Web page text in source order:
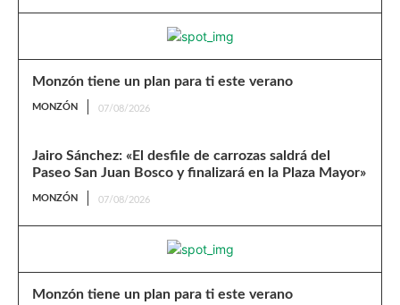
Monzón tiene un plan para ti este verano
MONZÓN 07/08/2026
Jairo Sánchez: «El desfile de carrozas saldrá del
Paseo San Juan Bosco y finalizará en la Plaza Mayor»
MONZÓN 07/08/2026
Monzón tiene un plan para ti este verano